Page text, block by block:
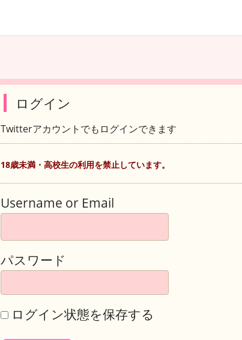
ログイン
Twitterアカウントでもログインできます
18歳未満・高校生の利用を禁止しています。
Username or Email
パスワード
ログイン状態を保存する